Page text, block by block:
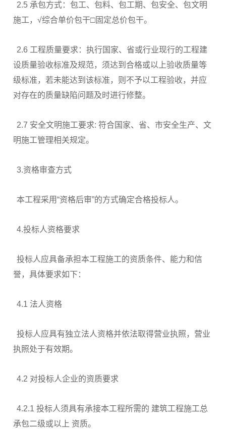
2.5 承包方式：包工、包料、包工期、包安全、包文明
施工，√综合单价包干□固定总价包干。
2.6 工程质量要求：执行国家、省或行业现行的工程建
设质量验收标准及规范，须达到合格或以上验收质量等
级标准，若未能达到该标准，则不予以工程验收，并应
对存在的质量缺陷问题及时进行修整。
2.7 安全文明施工要求: 符合国家、省、市安全生产、文
明施工管理相关规定。
3.资格审查方式
本工程采用“资格后审”的方式确定合格投标人。
4.投标人资格要求
投标人应具备承担本工程施工的资质条件、能力和信
誉，具体要求如下：
4.1 法人资格
投标人应具有独立法人资格并依法取得营业执照，营业
执照处于有效期。
4.2 对投标人企业的资质要求
4.2.1 投标人须具有承接本工程所需的 建筑工程施工总
承包二级或以上 资质。